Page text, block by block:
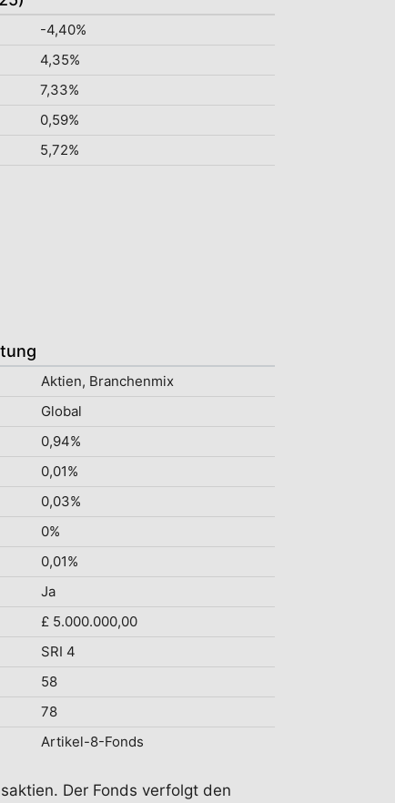
-4,40%
4,35%
7,33%
0,59%
5,72%
Aktien, Branchenmix
Global
0,94%
0,01%
0,03%
0%
0,01%
Ja
£ 5.000.000,00
SRI 4
58
78
Artikel-8-Fonds
Der Fonds verfolgt den